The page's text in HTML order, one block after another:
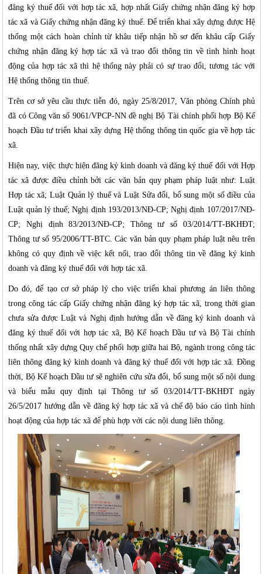
đăng ký thuế đối với hợp tác xã, hợp nhất Giấy chứng nhận đăng ký hợp
tác xã và Giấy chứng nhận đăng ký thuế. Để triển khai xây dựng được Hệ
thống một cách hoàn chỉnh từ khâu tiếp nhận hồ sơ đến khâu cấp Giấy
chứng nhận đăng ký hợp tác xã và trao đổi thông tin về tình hình hoạt
động của hợp tác xã thì hệ thống này phải có sự trao đổi, tương tác với
Hệ thống thông tin thuế.
Trên cơ sở yêu cầu thực tiễn đó, ngày 25/8/2017, Văn phòng Chính phủ
đã có Công văn số 9061/VPCP-NN đề nghị Bộ Tài chính phối hợp Bộ Kế
hoạch Đầu tư triển khai xây dựng Hệ thống thông tin quốc gia về hợp tác
xã.
Hiện nay, việc thực hiện đăng ký kinh doanh và đăng ký thuế đối với Hợp
tác xã được điều chỉnh bởi các văn bản quy phạm pháp luật như: Luật
Hợp tác xã; Luật Quản lý thuế và Luật Sửa đổi, bổ sung một số điều của
Luật quản lý thuế; Nghị định 193/2013/NĐ-CP; Nghị định 107/2017/NĐ-
CP; Nghị định 83/2013/NĐ-CP; Thông tư số 03/2014/TT-BKHĐT;
Thông tư số 95/2006/TT-BTC. Các văn bản quy phạm pháp luật nêu trên
không có quy định về việc kết nối, trao đổi thông tin về đăng ký kinh
doanh và đăng ký thuế đối với hợp tác xã.
Do đó, để tạo cơ sở pháp lý cho việc triển khai phương án liên thông
trong công tác cấp Giấy chứng nhận đăng ký hợp tác xã, trong thời gian
chưa sửa được Luật và Nghị định hướng dẫn về đăng ký kinh doanh và
đăng ký thuế đối với hợp tác xã, Bộ Kế hoạch Đầu tư và Bộ Tài chính
thống nhất xây dựng Quy chế phối hợp giữa hai Bộ, ngành trong công tác
liên thông đăng ký kinh doanh và đăng ký thuế đối với hợp tác xã. Đồng
thời, Bộ Kế hoạch Đầu tư sẽ nghiên cứu sửa đổi, bổ sung một số nội dung
và biểu mẫu quy định tại Thông tư số 03/2014/TT-BKHĐT ngày
26/5/2017 hướng dẫn về đăng ký hợp tác xã và chế độ báo cáo tình hình
hoạt động của hợp tác xã để phù hợp với các nội dung liên thông.